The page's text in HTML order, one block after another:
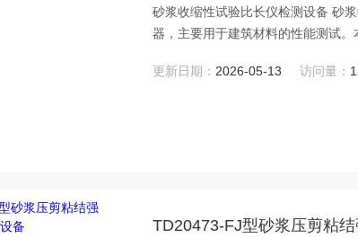
砂浆收缩性试验比长仪检测设备 砂
器，主要用于建筑材料的性能测试
GB/T11969-2020《蒸压加气混凝士
更新日期： 2026-05-13 访问量：
TD20473-FJ型砂浆压剪粘